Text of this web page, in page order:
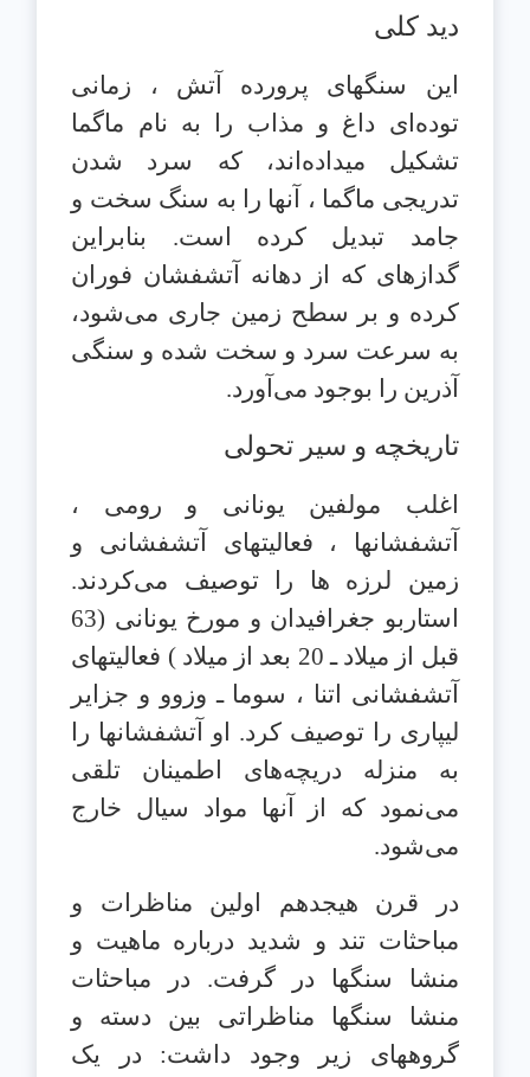
دید کلی
این سنگهای پرورده آتش ، زمانی
توده‌ای داغ و مذاب را به نام ماگما
تشکیل میداده‌اند، که سرد شدن
تدریجی ماگما ، آنها را به سنگ سخت و
جامد تبدیل کرده است. بنابراین
گدازهای که از دهانه آتشفشان فوران
کرده و بر سطح زمین جاری می‌شود،
به سرعت سرد و سخت شده و سنگی
آذرین را بوجود می‌آورد.
تاریخچه و سیر تحولی
اغلب مولفین یونانی و رومی ،
آتشفشانها ، فعالیتهای آتشفشانی و
زمین لرزه ها را توصیف می‌کردند.
استاربو جغرافیدان و مورخ یونانی (63
قبل از میلاد ـ 20 بعد از میلاد ) فعالیتهای
آتشفشانی اتنا ، سوما ـ وزوو و جزایر
لیپاری را توصیف کرد. او آتشفشانها را
به منزله دریچه‌های اطمینان تلقی
می‌نمود که از آنها مواد سیال خارج
می‌شود.
در قرن هیجدهم اولین مناظرات و
مباحثات تند و شدید درباره ماهیت و
منشا سنگها در گرفت. در مباحثات
منشا سنگها مناظراتی بین دسته و
گروههای زیر وجود داشت: در یک